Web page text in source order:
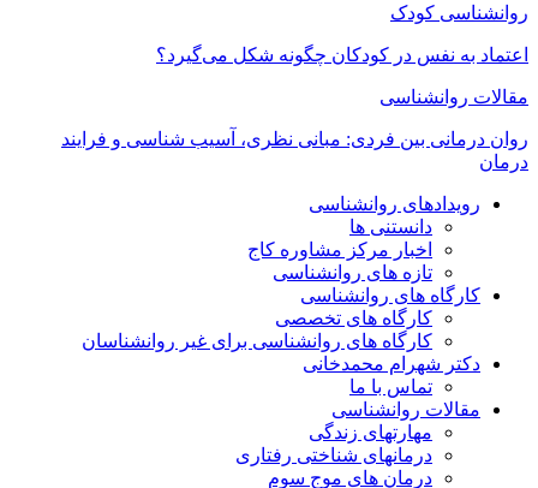
روانشناسی کودک
اعتماد به‌ نفس در کودکان چگونه شکل می‌گیرد؟
مقالات روانشناسی
روان درمانی بین فردی: مبانی نظری، آسیب شناسی و فرایند
درمان
رویدادهای روانشناسی
دانستنی ها
اخبار مرکز مشاوره کاج
تازه های روانشناسی
کارگاه های روانشناسی
کارگاه های تخصصی
کارگاه های روانشناسی برای غیر روانشناسان
دکتر شهرام محمدخانی
تماس با ما
مقالات روانشناسی
مهارتهای زندگی
درمانهای شناختی رفتاری
درمان های موج سوم